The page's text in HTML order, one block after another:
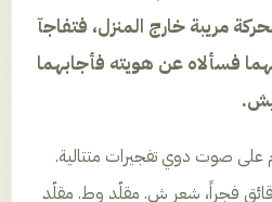
مريبة خارج المنزل، فتفاجآ
فسألاه عن هويته فأجابهما
على صوت دوي تفجيرات متتالية.
الساعة الرابعة الا 10 دقائق فجراً، شعر ش. مقلّد وط. مقلّد